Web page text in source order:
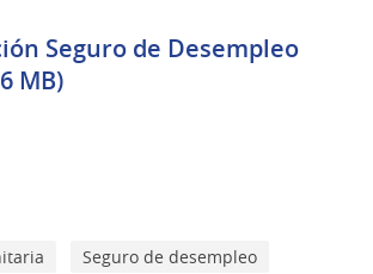
Seguro de Desempleo
MB)
Seguro de desempleo